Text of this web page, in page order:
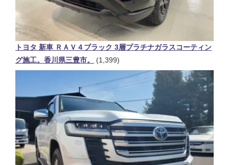
トヨタ 新車 ＲＡＶ４ブラック 3層プラチナガラスコーティン
グ施工。香川県三豊市。
(1,399)